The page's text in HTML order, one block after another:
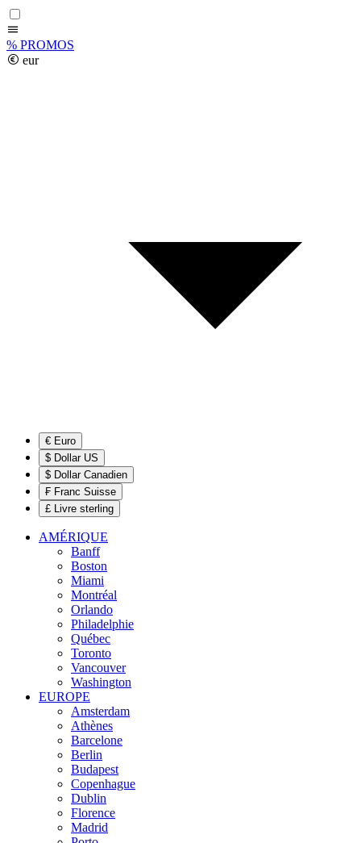
% PROMOS
eur
€ Euro
$ Dollar US
$ Dollar Canadien
₣ Franc Suisse
£ Livre sterling
AMÉRIQUE
Banff
Boston
Miami
Montréal
Orlando
Philadelphie
Québec
Toronto
Vancouver
Washington
EUROPE
Amsterdam
Athènes
Barcelone
Berlin
Budapest
Copenhague
Dublin
Florence
Madrid